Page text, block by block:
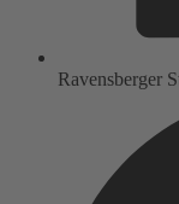
Ravensberger